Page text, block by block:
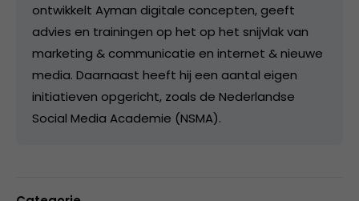
ontwikkelt Ayman digitale concepten, geeft
advies en trainingen op het op het snijvlak van
marketing & communicatie en internet & nieuwe
media. Daarnaast heeft hij een aantal eigen
initiatieven opgericht, zoals de Nederlandse
Social Media Academie (NSMA).